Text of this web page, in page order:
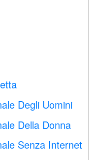
Degli Uomini
Della Donna
Senza Internet